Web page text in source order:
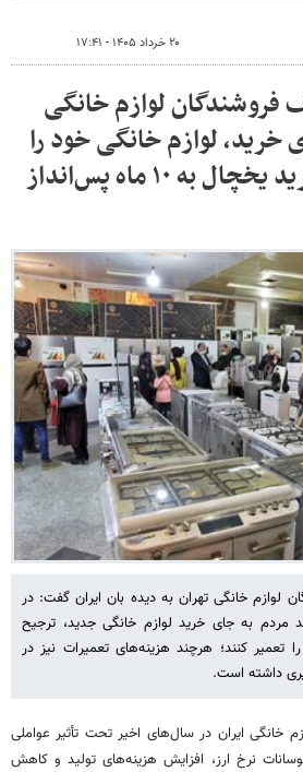
۲۰ خرداد ۱۴۰۵ - ۱۷:۴۱
فروشندگان لوازم خانگی
خرید، لوازم خانگی خود را
تعمیر می‌کنند/ خرید یخچال به ۱۰ ماه پس‌انداز
لوازم خانگی تهران به دیده بان ایران گفت: در
فعلی، حدود ۹۰ درصد مردم به جای خرید لوازم خانگی جدید، ترجیح
کنند؛ هرچند هزینه‌های تعمیرات نیز در
داشته است.
خانگی ایران در سال‌های اخیر تحت تأثیر عواملی
نرخ ارز، افزایش هزینه‌های تولید و کاهش